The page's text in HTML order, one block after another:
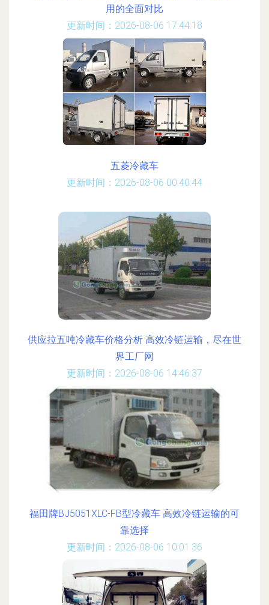
用的全面对比
更新时间：2026-08-06 17:44:18
五菱冷藏车
更新时间：2026-08-06 00:40:44
供应拉五吨冷藏车价格分析 高效冷链运输，尽在世
界工厂网
更新时间：2026-08-06 14:46:37
福田牌BJ5051XLC-FB型冷藏车 高效冷链运输的可
靠选择
更新时间：2026-08-06 10:01:36